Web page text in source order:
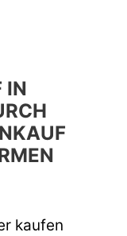
IN
kaufen